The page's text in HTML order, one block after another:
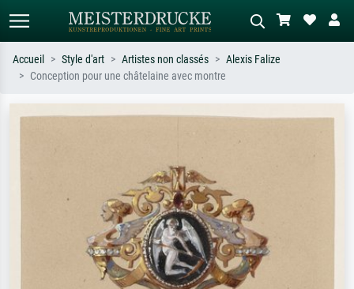
Recherchez par artiste, titre ou style –
Décrivez la scène – ex. prairie verte,
Accueil Style d'art Artistes non classés
Alexis Falize
Conception pour une châtelaine avec montre